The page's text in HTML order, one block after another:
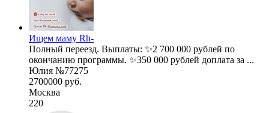
Ищем маму Rh-
Полный переезд. Выплаты: ✨2 700 000 рублей по
окончанию программы. ✨350 000 рублей доплата за ...
Юлия №77275
2700000 руб.
Москва
220